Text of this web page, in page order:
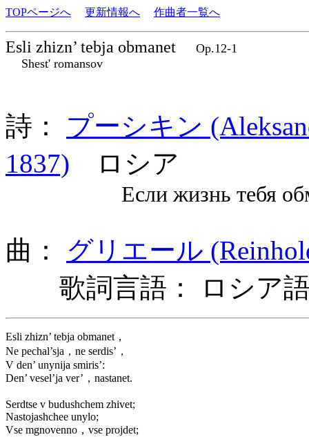
TOPページへ 更新情報へ 作曲者一覧へ
Esli zhizn’ tebja obmanet
Op.12-1
Shest' romansov
詩： プーシキン
1837) ロシア
Если жизнь тебя
曲： グリエール
歌詞言語： ロシア
Esli zhizn’ tebja obmanet，
Ne pechal’sja，ne serdis’，
V den’ unynija smiris’:
Den’ vesel’ja ver’，nastanet.
Serdtse v budushchem zhivet;
Nastojashchee unylo;
Vse mgnovenno，vse projdet;